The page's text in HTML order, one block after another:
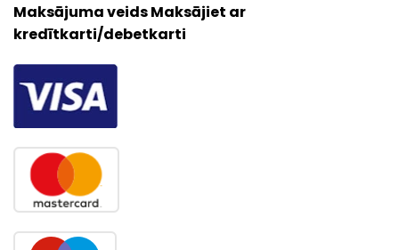
Maksājuma veids Maksājiet ar
kredītkarti/debetkarti